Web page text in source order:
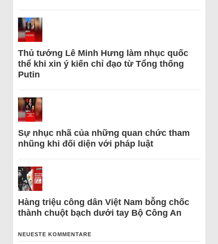
Thủ tướng Lê Minh Hưng làm nhục quốc
thể khi xin ý kiến chỉ đạo từ Tổng thống
Putin
Sự nhục nhã của những quan chức tham
nhũng khi đối diện với pháp luật
Hàng triệu công dân Việt Nam bỗng chốc
thành chuột bạch dưới tay Bộ Công An
NEUESTE KOMMENTARE